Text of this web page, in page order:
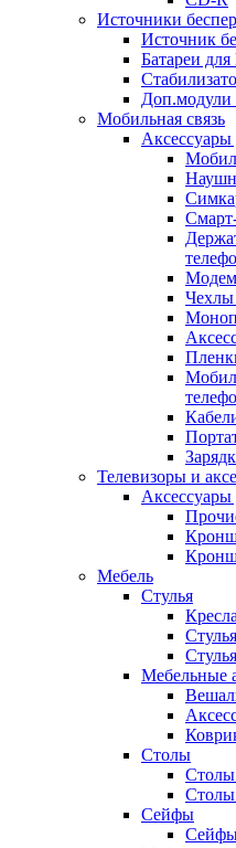
Источники
Источник
Батареи
Мобильная связь
Аксессуары
Чехлы
Телевизоры и
Аксессуары
Мебель
Стулья
Мебельные
Столы
Столы
Столы
Сейфы